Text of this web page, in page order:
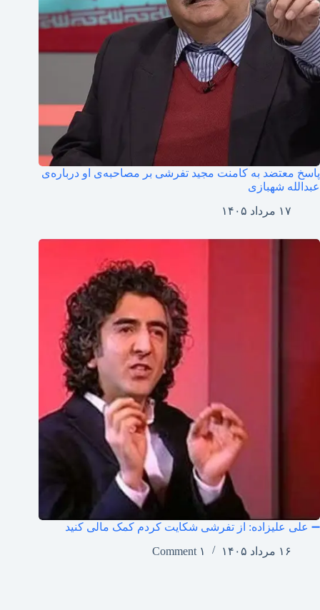
پاسخ معتضد به کامنت مجید تفرشی بر مصاحبه‌ی او درباره‌ی
عبدالله شهبازی
۱۷ مرداد ۱۴۰۵
➖ علی علیزاده: از تفرشی شکایت کردم کمک مالی کنید
۱۶ مرداد ۱۴۰۵
۱ Comment